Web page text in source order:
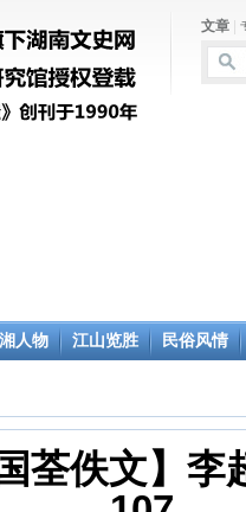
文章
人物 江山览胜 民俗风情
荃佚文】